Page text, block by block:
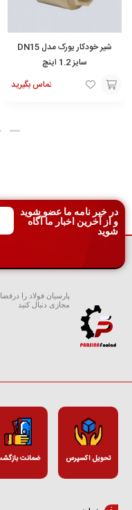
شیر خودکار یورک مدل DN15
سایز 1.2 اینچ
تماس بگیرید
در خبر نامه ما عضو شوید
و از آخرین اخبار ما آگاه
شوید
پارسیان فولاد را
مجازی دنبال کنید
تحویل اکسپرس ضمانت